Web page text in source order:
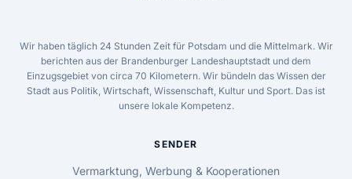
Wir haben täglich 24 Stunden Zeit für Potsdam und die Mittelmark. Wir
berichten aus der Brandenburger Landeshauptstadt und dem
Einzugsgebiet von circa 70 Kilometern. Wir bündeln das Wissen der
Stadt aus Politik, Wirtschaft, Wissenschaft, Kultur und Sport. Das ist
unsere lokale Kompetenz.
SENDER
Vermarktung, Werbung & Kooperationen